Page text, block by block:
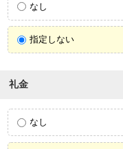
なし
指定しない
礼金
なし